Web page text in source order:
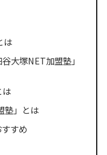
は
大塚NET加盟塾」
は
塾」とは
すめ